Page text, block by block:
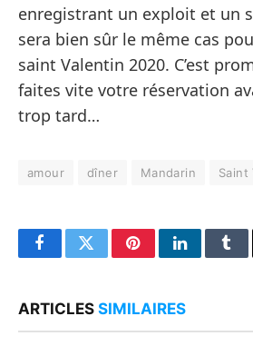
enregistrant un exploit et un
sera bien sûr le même cas
saint Valentin 2020. C’est
faites vite votre réservation
trop tard…
amour dîner Mandarin Saint
FacebookTwitterPinterestLinkedIn
ARTICLES SIMILAIRES